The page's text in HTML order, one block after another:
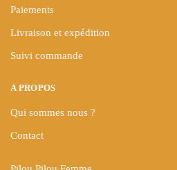
Paiements
Livraison et expédition
Suivi commande
A PROPOS
Qui sommes nous ?
Contact